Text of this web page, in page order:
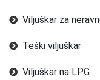
Viljuškar za
Teški viljuškar
Viljuškar na LPG